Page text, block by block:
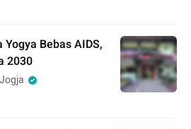
Bebas AIDS,
2030